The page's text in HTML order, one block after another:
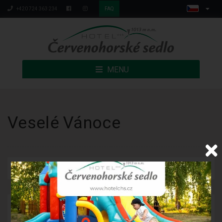
+420 724 363 234 FAQ
MENU
Veselé Vánoce
Publikováno: 23.12.2021
Ježíšek už je jednou nohou u nás a konec roku za dveřmi.